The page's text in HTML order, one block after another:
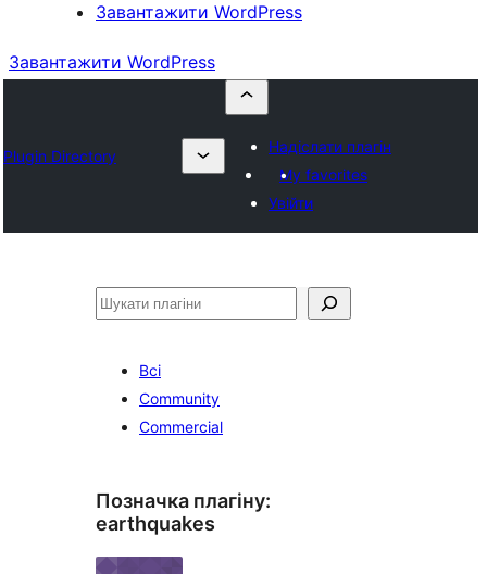
Завантажити WordPress
Завантажити WordPress
Plugin Directory
Надіслати плагін
My favorites
Увійти
Пошук
Всі
Community
Commercial
Позначка плагіну:
earthquakes